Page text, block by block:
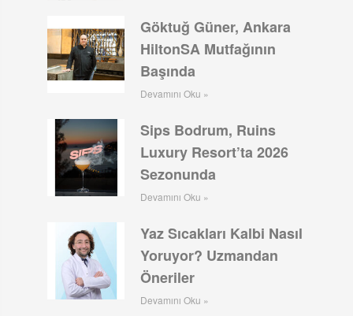
Göktuğ Güner, Ankara
HiltonSA Mutfağının
Başında
Devamını Oku »
Sips Bodrum, Ruins
Luxury Resort’ta 2026
Sezonunda
Devamını Oku »
Yaz Sıcakları Kalbi Nasıl
Yoruyor? Uzmandan
Öneriler
Devamını Oku »